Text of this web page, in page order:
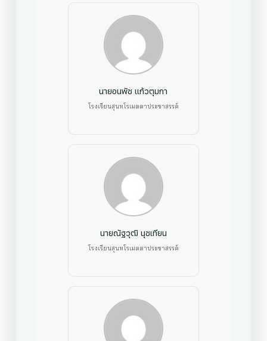
นายอนพัช แก้วตุมกา
โรงเรียนสุนทโรเมตตาประชาสรรค์
นายณัฐวุฒิ นุชเทียน
โรงเรียนสุนทโรเมตตาประชาสรรค์